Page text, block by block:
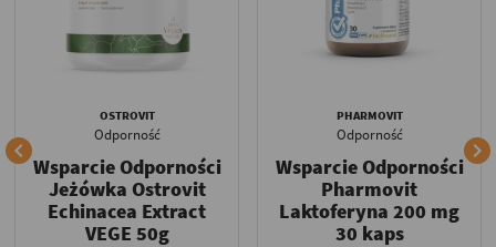

OSTROVIT
Odporność
Wsparcie Odporności
Jeżówka Ostrovit
Echinacea Extract
VEGE 50g
PHARMOVIT
Odporność
Wsparcie Odporności
Pharmovit
Laktoferyna 200 mg
30 kaps
